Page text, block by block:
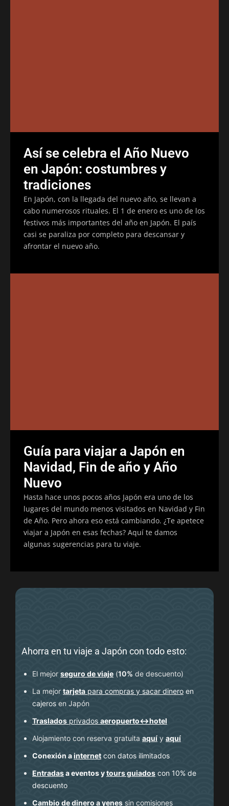
Así se celebra el Año Nuevo
en Japón: costumbres y
tradiciones
En Japón, con la llegada del nuevo año, se llevan a
cabo numerosos rituales. El 1 de enero es uno de los
festivos más importantes del año en Japón. El país
casi se paraliza por completo para descansar y
afrontar el nuevo año.
Guía para viajar a Japón en
Navidad, Fin de año y Año
Nuevo
Hasta hace unos pocos años Japón era uno de los
lugares del mundo menos visitados en Navidad y Fin
de Año. Pero ahora eso está cambiando. ¿Te apetece
viajar a Japón en esas fechas? Aquí te damos
algunas sugerencias para tu viaje.
Ahorra en tu viaje a Japón con todo esto:
El mejor seguro de viaje (10% de descuento)
La mejor tarjeta para compras y sacar dinero en
cajeros en Japón
Traslados privados aeropuerto↔hotel
Alojamiento con reserva gratuita aquí y aquí
Conexión ainternet con datos ilimitados
Entradasa eventos ytours guiados con 10% de
descuento
Cambio de dinero a yenes sin comisiones